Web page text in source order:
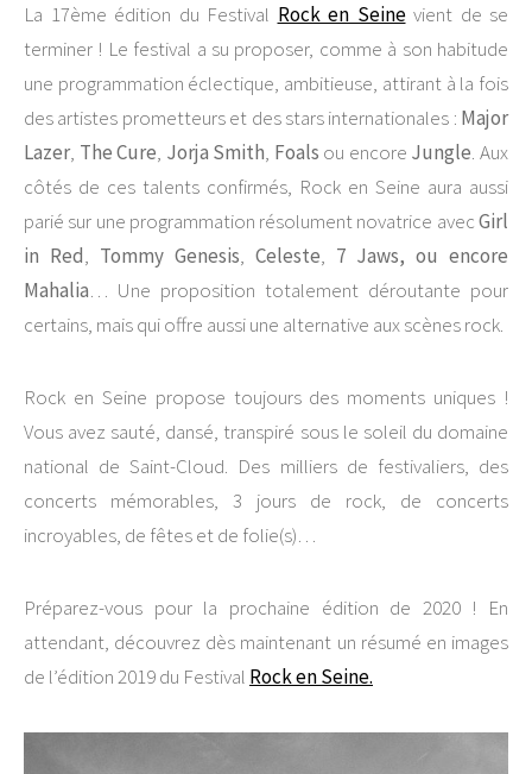
La 17ème édition du Festival Rock en Seinevient de se
terminer ! Le festival a su proposer, comme à son habitude
une programmation éclectique, ambitieuse, attirant à la fois
des artistes prometteurs et des stars internationales : Major
Lazer, The Cure, Jorja Smith, Foals ou encore Jungle. Aux
côtés de ces talents confirmés, Rock en Seine aura aussi
parié sur une programmation résolument novatrice avecGirl
in Red, Tommy Genesis, Celeste, 7 Jaws, ou encore
Mahalia… Une proposition totalement déroutante pour
certains, mais qui offre aussi une alternative aux scènes rock.
Rock en Seine propose toujours des moments uniques !
Vous avez sauté, dansé, transpiré sous le soleil du domaine
national de Saint-Cloud. Des milliers de festivaliers, des
concerts mémorables, 3 jours de rock, de concerts
incroyables, de fêtes et de folie(s)…
Préparez-vous pour la prochaine édition de 2020 ! En
attendant, découvrez dès maintenant un résumé en images
de l’édition 2019 du Festival Rock en Seine.